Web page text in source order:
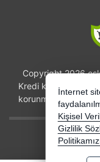
Copyright 2026
Kredi kartı
korunmaktadır.
Bu site
İnternet
Kişisel
Gizlilik